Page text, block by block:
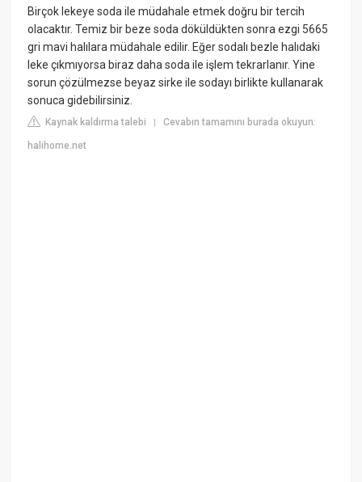
Birçok lekeye soda ile müdahale etmek doğru bir tercih
olacaktır. Temiz bir beze soda döküldükten sonra ezgi 5665
gri mavi halılara müdahale edilir. Eğer sodalı bezle halıdaki
leke çıkmıyorsa biraz daha soda ile işlem tekrarlanır. Yine
sorun çözülmezse beyaz sirke ile sodayı birlikte kullanarak
sonuca gidebilirsiniz.
Kaynak kaldırma talebi |Cevabın tamamını burada okuyun:
halihome.net